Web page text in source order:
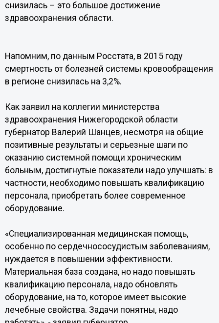
снизилась – это большое достижение
здравоохранения области.
Напомним, по данным Росстата, в 2015 году
смертность от болезней системы кровообращения
в регионе снизилась на 3,2%.
Как заявил на коллегии министерства
здравоохранения Нижегородской области
губернатор Валерий Шанцев, несмотря на общие
позитивные результаты и серьезные шаги по
оказанию системной помощи хроническим
больным, достигнутые показатели надо улучшать: в
частности, необходимо повышать квалификацию
персонала, приобретать более современное
оборудование.
«Специализированная медицинская помощь,
особенно по сердечнососудистым заболеваниям,
нуждается в повышении эффективности.
Материальная база создана, но надо повышать
квалификацию персонала, надо обновлять
оборудование, на то, которое имеет высокие
лечебные свойства. Задачи понятны, надо